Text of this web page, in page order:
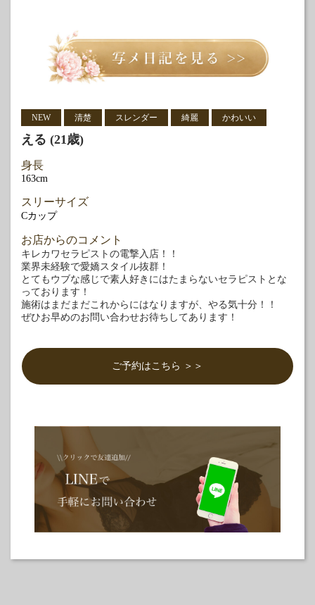
NEW 清楚 スレンダー 綺麗 かわいい
える (21歳)
身長
163cm
スリーサイズ
Cカップ
お店からのコメント
キレカワセラピストの電撃入店！！
業界未経験で愛嬌スタイル抜群！
とてもウブな感じで素人好きにはたまらないセラピストとな
っております！
施術はまだまだこれからにはなりますが、やる気十分！！
ぜひお早めのお問い合わせお待ちしてあります！
ご予約はこちら ＞＞